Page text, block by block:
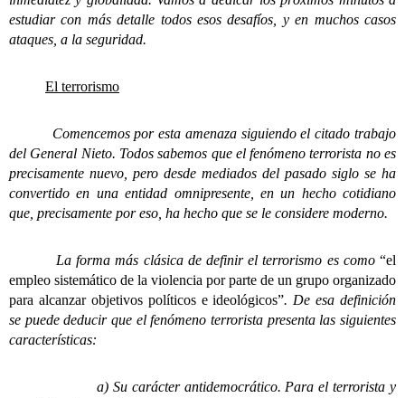
estudiar con más detalle todos esos desafíos, y en muchos casos
ataques, a la seguridad.
El terrorismo
Comencemos por esta amenaza siguiendo el citado trabajo
del General Nieto. Todos sabemos que el fenómeno terrorista no es
precisamente nuevo, pero desde mediados del pasado siglo se ha
convertido en una entidad omnipresente, en un hecho cotidiano
que, precisamente por eso, ha hecho que se le considere moderno.
La forma más clásica de definir el terrorismo es como “el
empleo sistemático de la violencia por parte de un grupo organizado
para alcanzar objetivos políticos e ideológicos”. De esa definición
se puede deducir que el fenómeno terrorista presenta las siguientes
características:
a) Su carácter antidemocrático. Para el terrorista y